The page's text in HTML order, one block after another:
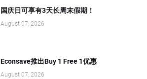
国庆日可享有3天长周末假期！
August 07, 2026
Econsave推出Buy 1 Free 1优惠
August 07, 2026